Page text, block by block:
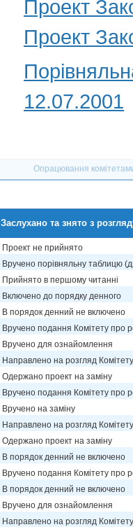
Проект
Проект
12.07.2001
Опрацювання
Заслухано та знято з
Проект не прийнято
Вручено порівняльну таблицю
Прийнято в першому читанні
Включено до порядку денного
В порядок денний не включено
Вручено подання Комітету про
Вручено для ознайомлення
Направлено на розгляд Комітету
Одержано проект на заміну
Вручено подання Комітету про
Вручено на заміну
Направлено на розгляд Комітету
Одержано проект на заміну
В порядок денний не включено
Вручено подання Комітету про
В порядок денний не включено
Вручено для ознайомлення
Направлено на розгляд Комітету